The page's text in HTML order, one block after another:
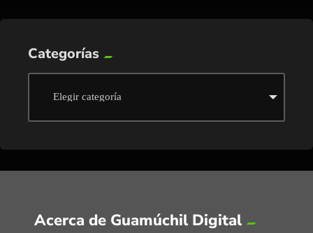
Categorías
Acerca de Guamúchil Digital